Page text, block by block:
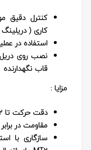
کنترل دقیق
کاری (
استفاده در
نصب روی
قاب نگهدارنده
مزایا :
دقت حرکت تا ۰٫۰۲ میلی‌متر
مقاومت در